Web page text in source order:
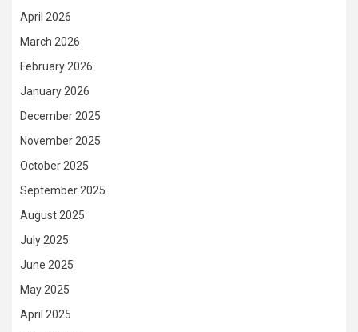
April 2026
March 2026
February 2026
January 2026
December 2025
November 2025
October 2025
September 2025
August 2025
July 2025
June 2025
May 2025
April 2025